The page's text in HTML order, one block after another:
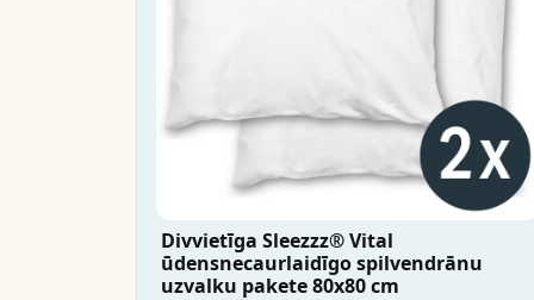
Divvietīga Sleezzz® Vital
ūdensnecaurlaidīgo spilvendrānu
uzvalku pakete 80x80 cm